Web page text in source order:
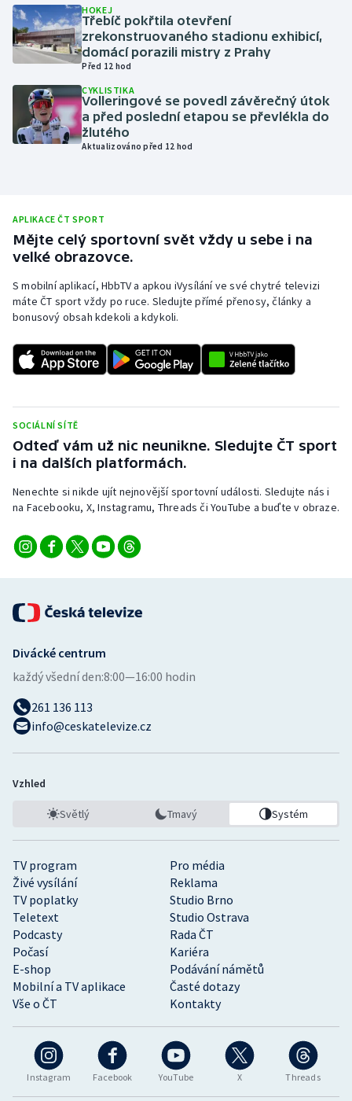
Motorsport
Olympijské hry
Parasport
Plavání
Ragby
Rychlobruslení
Rychlostní kanoistika
Sportovní střelba
Stolní tenis
Triatlon
Volejbal
HOKEJ
Třebíč pokřtila otevření
zrekonstruovaného stadionu exhibicí,
domácí porazili mistry z Prahy
Před 12 hod
CYKLISTIKA
Volleringové se povedl závěrečný útok
a před poslední etapou se převlékla do
žlutého
Aktualizováno před 12 hod
APLIKACE ČT SPORT
Mějte celý sportovní svět vždy u sebe i na
velké obrazovce.
S mobilní aplikací, HbbTV a apkou iVysílání ve své chytré televizi
máte ČT sport vždy po ruce. Sledujte přímé přenosy, články a
bonusový obsah kdekoli a kdykoli.
SOCIÁLNÍ SÍTĚ
Odteď vám už nic neunikne. Sledujte ČT sport
i na dalších platformách.
Nenechte si nikde ujít nejnovější sportovní události. Sledujte nás i
na Facebooku, X, Instagramu, Threads či YouTube a buďte v obraze.
Instagram Facebook YouTube X Threads
TV program
Pro média
Živé vysílání
Reklama
TV poplatky
Studio Brno
Teletext
Studio Ostrava
Podcasty
Rada ČT
Počasí
Kariéra
E-shop
Podávání námětů
Mobilní a TV aplikace
Časté dotazy
Vše o ČT
Kontakty
Divácké centrum
každý všední den:8:00—16:00 hodin
261 136 113
info@ceskatelevize.cz
Vzhled
Světlý Tmavý Systém